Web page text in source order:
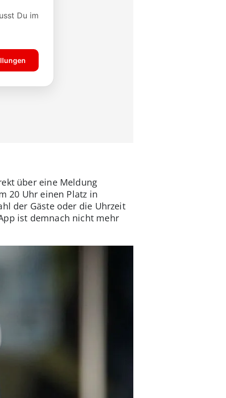
über eine Meldung
20 Uhr einen Platz in
der Gäste oder die Uhrzeit
ist demnach nicht mehr